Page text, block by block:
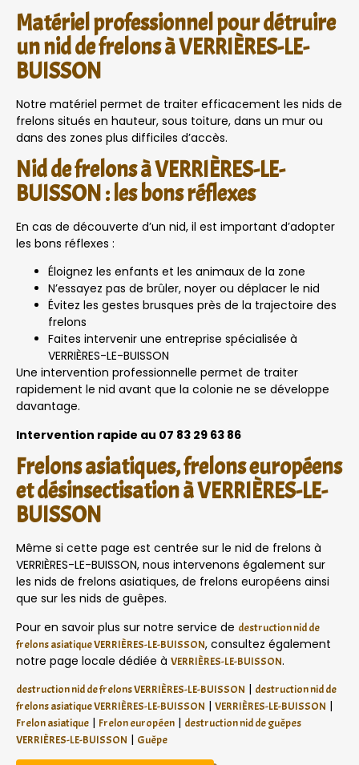
Matériel professionnel pour détruire
un nid de frelons à VERRIÈRES-LE-
BUISSON
Notre matériel permet de traiter efficacement les nids de
frelons situés en hauteur, sous toiture, dans un mur ou
dans des zones plus difficiles d’accès.
Nid de frelons à VERRIÈRES-LE-
BUISSON : les bons réflexes
En cas de découverte d’un nid, il est important d’adopter
les bons réflexes :
Éloignez les enfants et les animaux de la zone
N’essayez pas de brûler, noyer ou déplacer le nid
Évitez les gestes brusques près de la trajectoire des
frelons
Faites intervenir une entreprise spécialisée à
VERRIÈRES-LE-BUISSON
Une intervention professionnelle permet de traiter
rapidement le nid avant que la colonie ne se développe
davantage.
Intervention rapide au 07 83 29 63 86
Frelons asiatiques, frelons européens
et désinsectisation à VERRIÈRES-LE-
BUISSON
Même si cette page est centrée sur le nid de frelons à
VERRIÈRES-LE-BUISSON, nous intervenons également sur
les nids de frelons asiatiques, de frelons européens ainsi
que sur les nids de guêpes.
Pour en savoir plus sur notre service de destruction nid de
frelons asiatique VERRIÈRES-LE-BUISSON, consultez également
notre page locale dédiée à VERRIÈRES-LE-BUISSON.
destruction nid de frelons VERRIÈRES-LE-BUISSON | destruction nid de
frelons asiatique VERRIÈRES-LE-BUISSON | VERRIÈRES-LE-BUISSON |
Frelon asiatique | Frelon européen | destruction nid de guêpes
VERRIÈRES-LE-BUISSON | Guêpe